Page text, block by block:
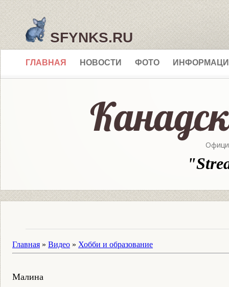
SFYNKS.RU
ГЛАВНАЯ НОВОСТИ ФОТО
Главная » Видео » Хобби и образование
Малина